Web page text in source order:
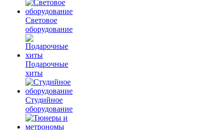
Световое
оборудование
Подарочные
хиты
Студийное
оборудование